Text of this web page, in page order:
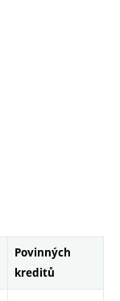
Povinných
kreditů